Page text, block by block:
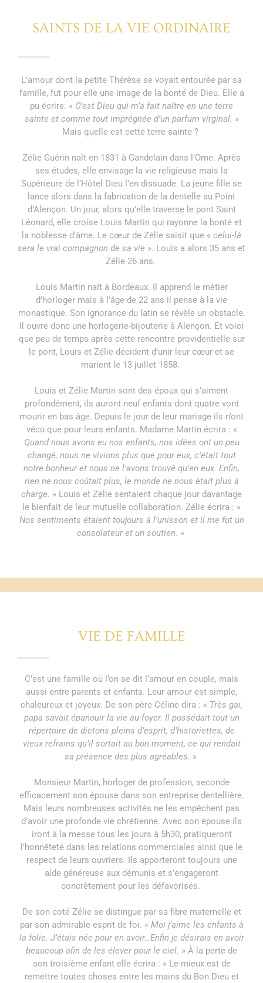
SAINTS DE LA VIE ORDINAIRE
L’amour dont la petite Thérèse se voyait entourée par sa
famille, fut pour elle une image de la bonté de Dieu. Elle a
pu écrire: « C’est Dieu qui m’a fait naître en une terre
sainte et comme tout imprégnée d’un parfum virginal. »
Mais quelle est cette terre sainte ?
Zélie Guérin naît en 1831 à Gandelain dans l’Orne. Après
ses études, elle envisage la vie religieuse mais la
Supérieure de l’Hôtel Dieu l’en dissuade. La jeune fille se
lance alors dans la fabrication de la dentelle au Point
d’Alençon. Un jour, alors qu’elle traverse le pont Saint
Léonard, elle croise Louis Martin qui rayonne la bonté et
la noblesse d’âme. Le cœur de Zélie saisit que « celui-là
sera le vrai compagnon de sa vie ». Louis a alors 35 ans et
Zélie 26 ans.
Louis Martin naît à Bordeaux. Il apprend le métier
d’horloger mais à l’âge de 22 ans il pense à la vie
monastique. Son ignorance du latin se révèle un obstacle.
Il ouvre donc une horlogerie-bijouterie à Alençon. Et voici
que peu de temps après cette rencontre providentielle sur
le pont, Louis et Zélie décident d’unir leur cœur et se
marient le 13 juillet 1858.
Louis et Zélie Martin sont des époux qui s’aiment
profondément, ils auront neuf enfants dont quatre vont
mourir en bas âge. Depuis le jour de leur mariage ils n’ont
vécu que pour leurs enfants. Madame Martin écrira : «
Quand nous avons eu nos enfants, nos idées ont un peu
changé, nous ne vivions plus que pour eux, c’était tout
notre bonheur et nous ne l’avons trouvé qu’en eux. Enfin,
rien ne nous coûtait plus, le monde ne nous était plus à
charge. » Louis et Zélie sentaient chaque jour davantage
le bienfait de leur mutuelle collaboration. Zélie écrira : «
Nos sentiments étaient toujours à l’unisson et il me fut un
consolateur et un soutien. »
VIE DE FAMILLE
C’est une famille où l’on se dit l’amour en couple, mais
aussi entre parents et enfants. Leur amour est simple,
chaleureux et joyeux. De son père Céline dira : « Très gai,
papa savait épanouir la vie au foyer. Il possédait tout un
répertoire de dictons pleins d’esprit, d’historiettes, de
vieux refrains qu’il sortait au bon moment, ce qui rendait
sa présence des plus agréables. »
Monsieur Martin, horloger de profession, seconde
efficacement son épouse dans son entreprise dentellière.
Mais leurs nombreuses activités ne les empêchent pas
d’avoir une profonde vie chrétienne. Avec son épouse ils
iront à la messe tous les jours à 5h30, pratiqueront
l’honnêteté dans les relations commerciales ainsi que le
respect de leurs ouvriers. Ils apporteront toujours une
aide généreuse aux démunis et s’engageront
concrètement pour les défavorisés.
De son coté Zélie se distingue par sa fibre maternelle et
par son admirable esprit de foi. « Moi j’aime les enfants à
la folie. J’étais née pour en avoir…Enfin je désirais en avoir
beaucoup afin de les élever pour le ciel. » À la perte de
son troisième enfant elle écrira : « Le mieux est de
remettre toutes choses entre les mains du Bon Dieu et